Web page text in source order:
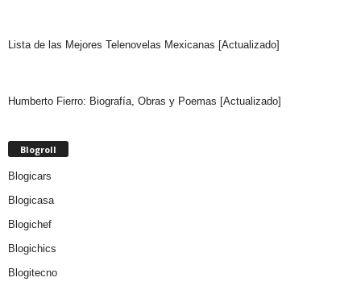
Lista de las Mejores Telenovelas Mexicanas [Actualizado]
Humberto Fierro: Biografía, Obras y Poemas [Actualizado]
Blogroll
Blogicars
Blogicasa
Blogichef
Blogichics
Blogitecno